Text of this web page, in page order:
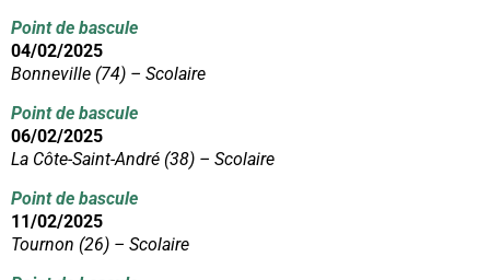
Point de bascule
04/02/2025
Bonneville (74) – Scolaire
Point de bascule
06/02/2025
La Côte-Saint-André (38) – Scolaire
Point de bascule
11/02/2025
Tournon (26) – Scolaire